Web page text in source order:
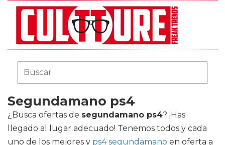
Segundamano ps4
¿Busca ofertas de segundamano ps4? ¡Has
llegado al lugar adecuado! Tenemos todos y cada
uno de los mejores y ps4 segundamano en oferta a